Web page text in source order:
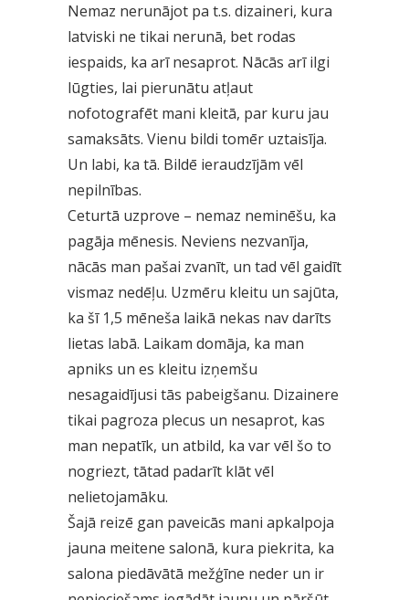
Nemaz nerunājot pa t.s. dizaineri, kura
latviski ne tikai nerunā, bet rodas
iespaids, ka arī nesaprot. Nācās arī ilgi
lūgties, lai pierunātu atļaut
nofotografēt mani kleitā, par kuru jau
samaksāts. Vienu bildi tomēr uztaisīja.
Un labi, ka tā. Bildē ieraudzījām vēl
nepilnības.
Ceturtā uzprove – nemaz neminēšu, ka
pagāja mēnesis. Neviens nezvanīja,
nācās man pašai zvanīt, un tad vēl gaidīt
vismaz nedēļu. Uzmēru kleitu un sajūta,
ka šī 1,5 mēneša laikā nekas nav darīts
lietas labā. Laikam domāja, ka man
apniks un es kleitu izņemšu
nesagaidījusi tās pabeigšanu. Dizainere
tikai pagroza plecus un nesaprot, kas
man nepatīk, un atbild, ka var vēl šo to
nogriezt, tātad padarīt klāt vēl
nelietojamāku.
Šajā reizē gan paveicās mani apkalpoja
jauna meitene salonā, kura piekrita, ka
salona piedāvātā mežģīne neder un ir